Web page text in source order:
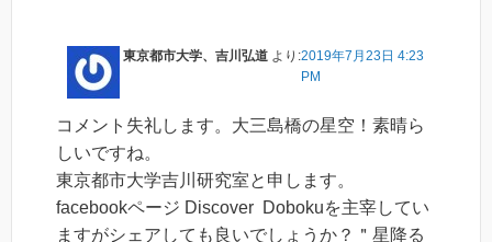
東京都市大学、吉川弘道 より:2019年7月23日 4:23
PM
コメント失礼します。大三島橋の星空！素晴ら
しいですね。
東京都市大学吉川研究室と申します。
facebookページ Discover Dobokuを主宰してい
ますがシェアしても良いでしょうか？＂星降る